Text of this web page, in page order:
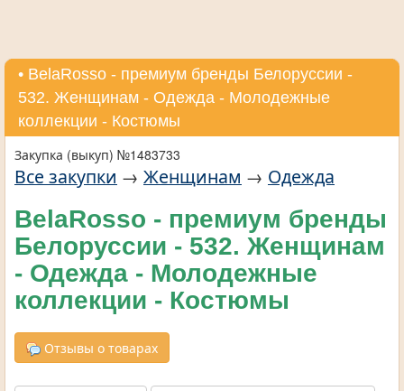
• BelaRosso - премиум бренды Белоруссии -
532. Женщинам - Одежда - Молодежные
коллекции - Костюмы
Закупка (выкуп) №1483733
Все закупки → Женщинам → Одежда
BelaRosso - премиум бренды
Белоруссии - 532. Женщинам
- Одежда - Молодежные
коллекции - Костюмы
Отзывы о товарах